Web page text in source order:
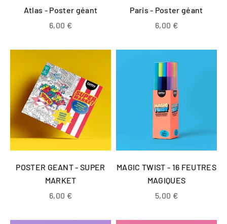
Atlas - Poster géant
Prix de vente
6,00 €
Paris - Poster géant
Prix de vente
6,00 €
POSTER GEANT - SUPER
MARKET
Prix de vente
6,00 €
MAGIC TWIST - 16 FEUTRES
MAGIQUES
Prix de vente
5,00 €